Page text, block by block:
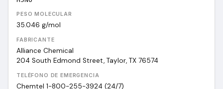
PESO MOLECULAR
35.046 g/mol
FABRICANTE
Alliance Chemical
204 South Edmond Street, Taylor, TX 76574
TELÉFONO DE EMERGENCIA
Chemtel 1-800-255-3924 (24/7)